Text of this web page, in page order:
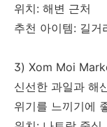
위치: 해변 근처
추천 아이템: 길거
3) Xom Moi
신선한 과일과 해
위기를 느끼기에